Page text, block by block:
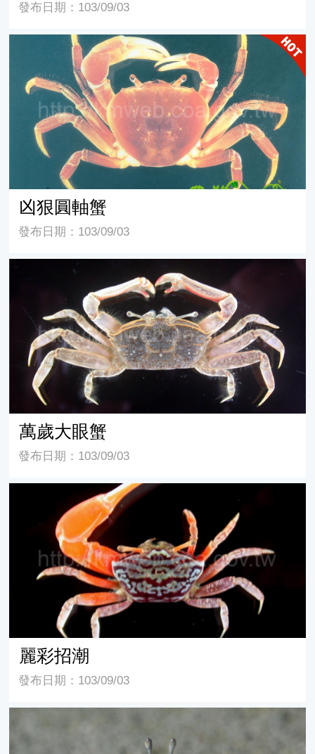
發布日期：103/09/03
凶狠圓軸蟹
發布日期：103/09/03
萬歲大眼蟹
發布日期：103/09/03
麗彩招潮
發布日期：103/09/03